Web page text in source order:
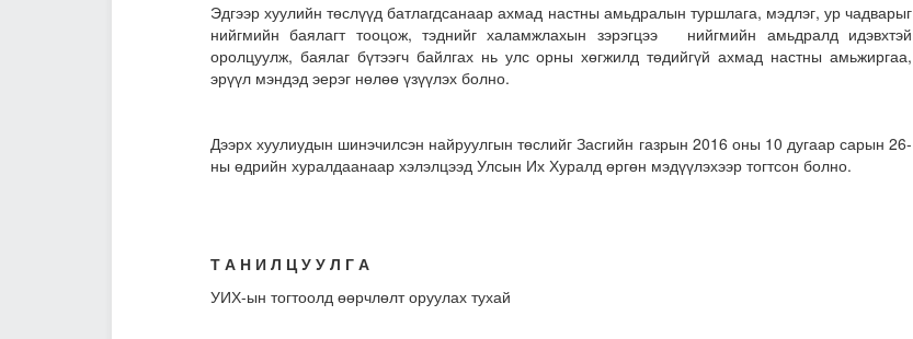
Эдгээр хуулийн төслүүд батлагдсанаар ахмад настны амьдралын туршлага, мэдлэг, ур чадварыг
нийгмийн баялагт тооцож, тэднийг халамжлахын зэрэгцээ нийгмийн амьдралд идэвхтэй
оролцуулж, баялаг бүтээгч байлгах нь улс орны хөгжилд төдийгүй ахмад настны амьжиргаа,
эрүүл мэндэд эерэг нөлөө үзүүлэх болно.
Дээрх хуулиудын шинэчилсэн найруулгын төслийг Засгийн газрын 2016 оны 10 дугаар сарын 26-
ны өдрийн хуралдаанаар хэлэлцээд Улсын Их Хуралд өргөн мэдүүлэхээр тогтсон болно.
Т А Н И Л Ц У У Л Г А
УИХ-ын тогтоолд өөрчлөлт оруулах тухай